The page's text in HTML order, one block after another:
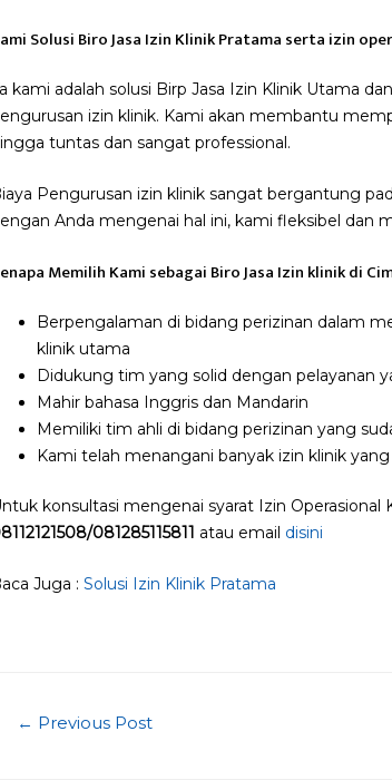
Solusi Biro Jasa Izin Klinik Pratama serta izin
kami adalah solusi Birp Jasa Izin Klinik Utama
izin klinik. Kami akan membantu
tuntas dan sangat professional.
Pengurusan izin klinik sangat bergantung
Anda mengenai hal ini, kami fleksibel dan
Memilih Kami sebagai Biro Jasa Izin klinik di
Berpengalaman di bidang perizinan dalam
klinik utama
Didukung tim yang solid dengan pelayanan
Mahir bahasa Inggris dan Mandarin
Memiliki tim ahli di bidang perizinan yang
Kami telah menangani banyak izin klinik
konsultasi mengenai syarat Izin Operasional
081285115811 atau email disini
Juga : Solusi Izin Klinik Pratama
Post
← Previous Post